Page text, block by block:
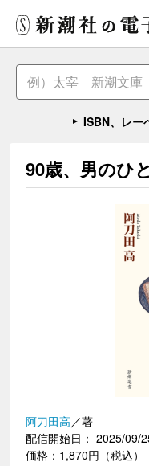
ISBN、レー
90歳、男のひ
阿刀田高／著
配信開始日： 2025/09/
価格：1,870円（税込）